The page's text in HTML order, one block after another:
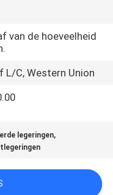
van de hoeveelheid
C, Western Union
legeringen,